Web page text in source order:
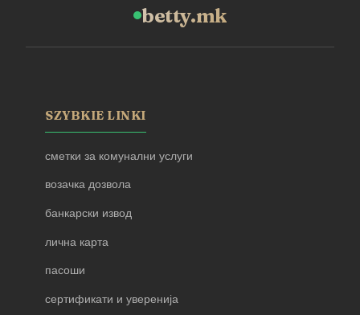
betty.mk
SZYBKIE LINKI
сметки за комунални услуги
возачка дозвола
банкарски извод
лична карта
пасоши
сертификати и уверенија